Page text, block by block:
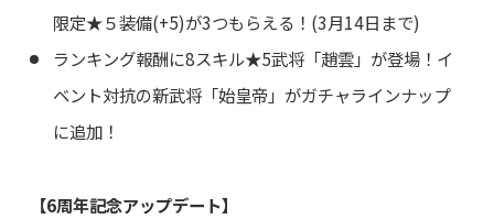
限定★５装備(+5)が3つもらえる！(3月14日まで)
ランキング報酬に8スキル★5武将「趙雲」が登場！イ
ベント対抗の新武将「始皇帝」がガチャラインナップ
に追加！
【6周年記念アップデート】